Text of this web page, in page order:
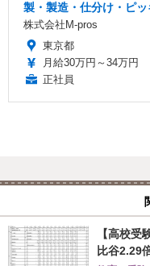
製・製造・仕分け・ピ
株式会社M-pros
東京都
月給30万円～34万円
正社員
【高校受
比谷2.29